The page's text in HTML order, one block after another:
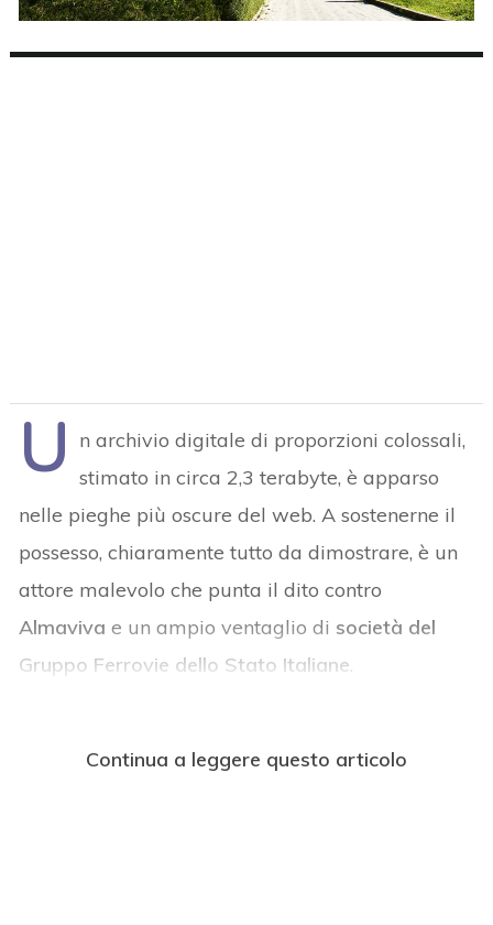
U
n archivio digitale di proporzioni colossali,
stimato in circa 2,3 terabyte, è apparso
nelle pieghe più oscure del web. A sostenerne il
possesso, chiaramente tutto da dimostrare, è un
attore malevolo che punta il dito contro
Almaviva e un ampio ventaglio di società del
Gruppo Ferrovie dello Stato Italiane.
Continua a leggere questo articolo